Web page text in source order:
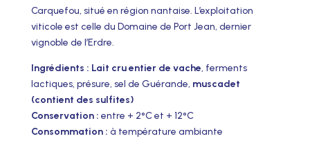
Carquefou, situé en région nantaise. L’exploitation
viticole est celle du Domaine de Port Jean, dernier
vignoble de l’Erdre.
Ingrédients : Lait cru entier de vache, ferments
lactiques, présure, sel de Guérande, muscadet
(contient des sulfites)
Conservation : entre + 2°C et + 12°C
Consommation : à température ambiante